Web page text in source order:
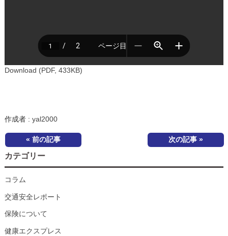
Download (PDF, 433KB)
作成者 : yal2000
« 前の記事 次の記事 »
カテゴリー
コラム
交通安全レポート
保険について
健康エクスプレス